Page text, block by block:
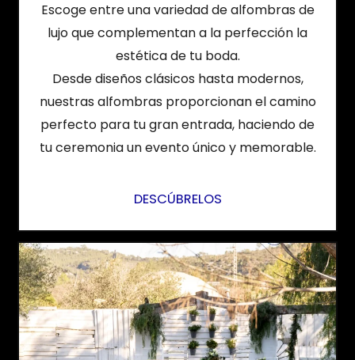
Escoge entre una variedad de alfombras de
lujo que complementan a la perfección la
estética de tu boda.
Desde diseños clásicos hasta modernos,
nuestras alfombras proporcionan el camino
perfecto para tu gran entrada, haciendo de
tu ceremonia un evento único y memorable.
DESCÚBRELOS